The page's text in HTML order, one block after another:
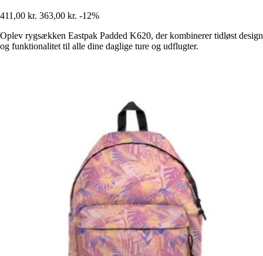
411,00 kr. 363,00 kr. -12%
Oplev rygsækken Eastpak Padded K620, der kombinerer tidløst design
og funktionalitet til alle dine daglige ture og udflugter.